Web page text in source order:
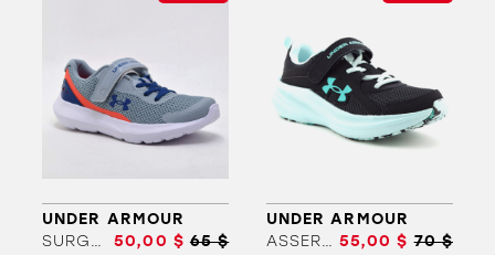
ORTHÈSES SOLDES MARQUES
UNDER ARMOUR
SURGE 3 AC (10.5-3)
50,00 $ 65 $
UNDER ARMOUR
ASSERT 11 AC (10.5-3) 55,00 $ 70 $